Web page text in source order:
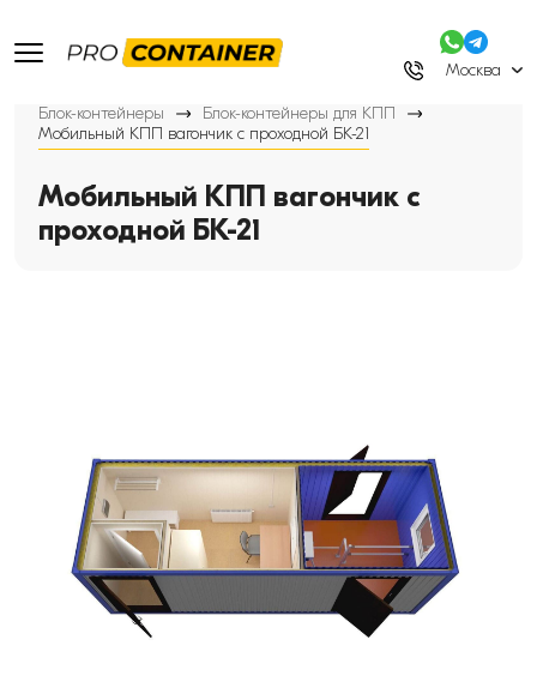
Москва
Блок-контейнеры
Блок-контейнеры для КПП
Мобильный КПП вагончик с проходной БК-21
Мобильный КПП вагончик с
проходной БК-21